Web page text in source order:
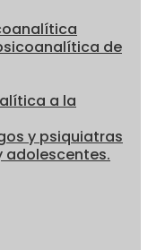
de
a la
y psiquiatras
adolescentes.